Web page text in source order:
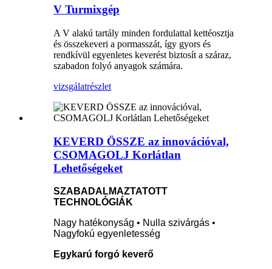
V Turmixgép
A V alakú tartály minden fordulattal kettéosztja
és összekeveri a pormasszát, így gyors és
rendkívül egyenletes keverést biztosít a száraz,
szabadon folyó anyagok számára.
vizsgálatrészlet
KEVERD ÖSSZE az innovációval,
CSOMAGOLJ Korlátlan
Lehetőségeket
SZABADALMAZTATOTT
TECHNOLÓGIÁK
Nagy hatékonyság • Nulla szivárgás •
Nagyfokú egyenletesség
Egykarú forgó keverő